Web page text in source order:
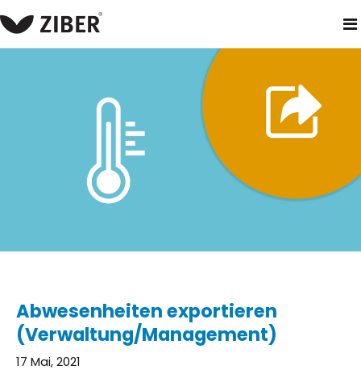
heim neuigkeiten abwesenheiten exportieren
Abwesenheiten exportieren
(Verwaltung/Management)
17 Mai, 2021